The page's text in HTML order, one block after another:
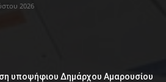
2026
υποψήφιου Δημάρχου Αμαρουσίου